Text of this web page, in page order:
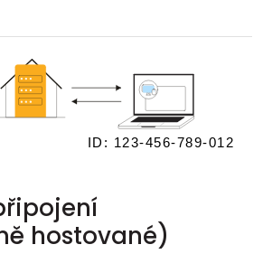
hostované)